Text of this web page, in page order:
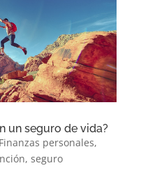
un seguro de vida?
Finanzas personales,
, seguro